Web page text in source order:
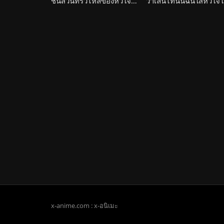
x-anime.com : x-อนิเมะ